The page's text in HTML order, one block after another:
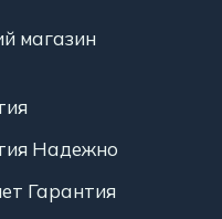
магазин
Надежно
Гарантия